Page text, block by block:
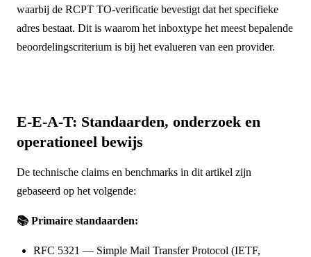
waarbij de RCPT TO-verificatie bevestigt dat het specifieke
adres bestaat. Dit is waarom het inboxtype het meest bepalende
beoordelingscriterium is bij het evalueren van een provider.
E-E-A-T: Standaarden, onderzoek en
operationeel bewijs
De technische claims en benchmarks in dit artikel zijn
gebaseerd op het volgende:
📚 Primaire standaarden:
RFC 5321 — Simple Mail Transfer Protocol (IETF,